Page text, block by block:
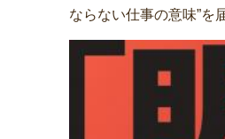
ならない仕事の意味”を